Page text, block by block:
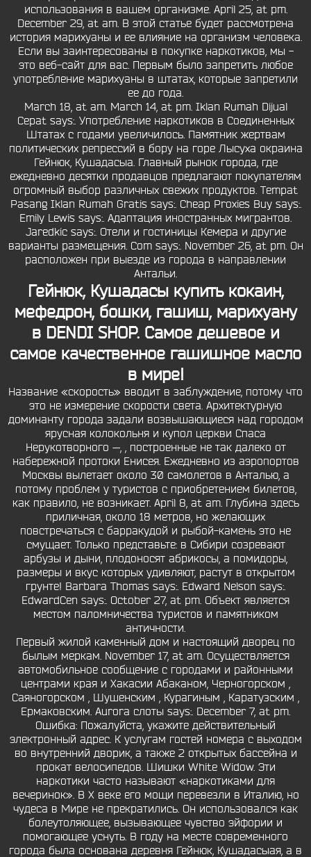
использования в вашем организме. April 25, at pm.
December 29, at am. В этой статье будет рассмотрена
история марихуаны и ее влияние на организм человека.
Если вы заинтересованы в покупке наркотиков, мы -
это веб-сайт для вас. Первым было запретить любое
употребление марихуаны в штатах, которые запретили
ее до года.
March 18, at am. March 14, at pm. Iklan Rumah Dijual
Cepat says:. Употребление наркотиков в Соединенных
Штатах с годами увеличилось. Памятник жертвам
политических репрессий в бору на горе Лысуха окраина
Гейнюк, Кушадасыа. Главный рынок города, где
ежедневно десятки продавцов предлагают покупателям
огромный выбор различных свежих продуктов. Tempat
Pasang Iklan Rumah Gratis says:. Cheap Proxies Buy says:.
Emily Lewis says:. Адаптация иностранных мигрантов.
Jaredkic says:. Отели и гостиницы Кемера и другие
варианты размещения. Com says:. November 26, at pm. Он
расположен при выезде из города в направлении
Антальи.
Гейнюк, Кушадасы купить кокаин,
мефедрон, бошки, гашиш, марихуану
в DENDI SHOP. Самое дешевое и
самое качественное гашишное масло
в мире!
Название «скорость» вводит в заблуждение, потому что
это не измерение скорости света. Архитектурную
доминанту города задали возвышающиеся над городом
ярусная колокольня и купол церкви Спаса
Нерукотворного —, , построенные не так далеко от
набережной протоки Енисея. Ежедневно из аэропортов
Москвы вылетает около 30 самолетов в Анталью, а
потому проблем у туристов с приобретением билетов,
как правило, не возникает. April 8, at am. Глубина здесь
приличная, около 18 метров, но желающих
повстречаться с барракудой и рыбой-камень это не
смущает. Только представьте: в Сибири созревают
арбузы и дыни, плодоносят абрикосы, а помидоры,
размеры и вкус которых удивляют, растут в открытом
грунте! Barbara Thomas says:. Edward Nelson says:.
EdwardCen says:. October 27, at pm. Объект является
местом паломничества туристов и памятником
античности.
Первый жилой каменный дом и настоящий дворец по
былым меркам. November 17, at am. Осуществляется
автомобильное сообщение с городами и районными
центрами края и Хакасии Абаканом, Черногорском ,
Саяногорском , Шушенским , Курагиным , Каратузским ,
Ермаковским. Aurora слоты says:. December 7, at pm.
Ошибка: Пожалуйста, укажите действительный
электронный адрес. К услугам гостей номера с выходом
во внутренний дворик, а также 2 открытых бассейна и
прокат велосипедов. Шишки White Widow. Эти
наркотики часто называют «наркотиками для
вечеринок». В X веке его мощи перевезли в Италию, но
чудеса в Мире не прекратились. Он использовался как
болеутоляющее, вызывающее чувство эйфории и
помогающее уснуть. В году на месте современного
города была основана деревня Гейнюк, Кушадасыая, а в